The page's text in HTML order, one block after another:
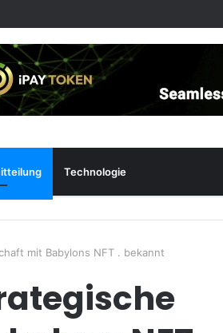
Technologie
mit Babylons NFT . bekannt